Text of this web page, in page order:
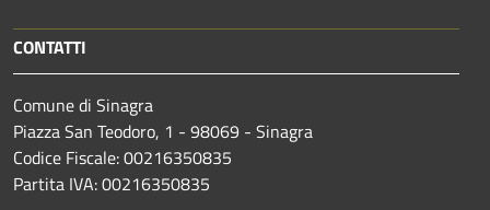
CONTATTI
Comune di Sinagra
Piazza San Teodoro, 1 - 98069 - Sinagra
Codice Fiscale: 00216350835
Partita IVA: 00216350835